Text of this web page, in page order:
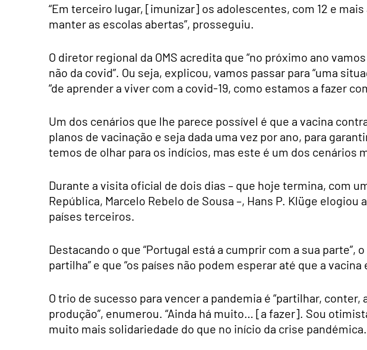
“Em terceiro lugar, [imunizar] os adolescentes, com 12 e
manter as escolas abertas”, prosseguiu.
O diretor regional da OMS acredita que “no próximo ano
não da covid”. Ou seja, explicou, vamos passar para “uma
“de aprender a viver com a covid-19, como estamos a fazer
Um dos cenários que lhe parece possível é que a vacina
planos de vacinação e seja dada uma vez por ano, para
temos de olhar para os indícios, mas este é um dos cenários
Durante a visita oficial de dois dias – que hoje termina, com
República, Marcelo Rebelo de Sousa –, Hans P. Klüge
países terceiros.
Destacando o que “Portugal está a cumprir com a sua parte”,
partilha” e que “os países não podem esperar até que a vacina
O trio de sucesso para vencer a pandemia é “partilhar,
produção”, enumerou. “Ainda há muito… [a fazer]. Sou
muito mais solidariedade do que no início da crise pandémica.